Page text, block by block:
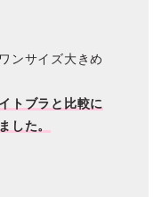
ンサイズ大きめ
トブラと比較に
した。